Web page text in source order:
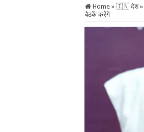
Home » 🇮🇳 देश »
बैठकें करेंगे